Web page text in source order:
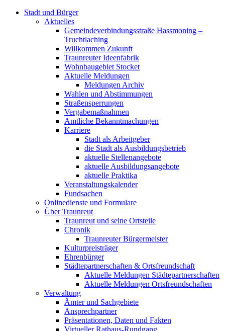
Stadt und Bürger
Aktuelles
Gemeindeverbindungsstraße Hassmoning –
Truchtlaching
Willkommen Zukunft
Traunreuter Ideenfabrik
Wohnbaugebiet Stocket
Aktuelle Meldungen
Meldungen Archiv
Wahlen und Abstimmungen
Straßensperrungen
Vergabemaßnahmen
Amtliche Bekanntmachungen
Karriere
Stadt als Arbeitgeber
die Stadt als Ausbildungsbetrieb
aktuelle Stellenangebote
aktuelle Ausbildungsangebote
aktuelle Praktika
Veranstaltungskalender
Fundsachen
Onlinedienste und Formulare
Über Traunreut
Traunreut und seine Ortsteile
Chronik
Traunreuter Bürgermeister
Kulturpreisträger
Ehrenbürger
Städtepartnerschaften & Ortsfreundschaft
Aktuelle Meldungen Städtepartnerschaften
Aktuelle Meldungen Ortsfreundschaften
Verwaltung
Ämter und Sachgebiete
Ansprechpartner
Präsentationen, Daten und Fakten
Virtueller Rathaus-Rundgang